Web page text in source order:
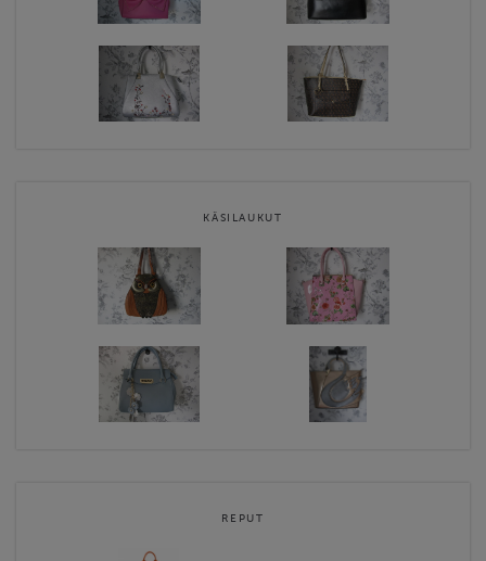
pirjo.lindroos@gmail.com
Naisten karkkikauppa terms & conditions
KÄSILAUKUT
REPUT